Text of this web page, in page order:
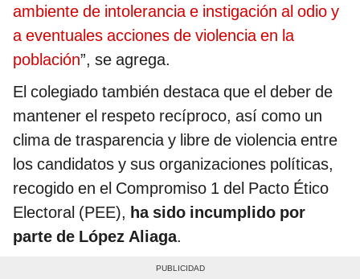
ambiente de intolerancia e instigación al odio y
a eventuales acciones de violencia en la
población”, se agrega.
El colegiado también destaca que el deber de
mantener el respeto recíproco, así como un
clima de trasparencia y libre de violencia entre
los candidatos y sus organizaciones políticas,
recogido en el Compromiso 1 del Pacto Ético
Electoral (PEE), ha sido incumplido por
parte de López Aliaga.